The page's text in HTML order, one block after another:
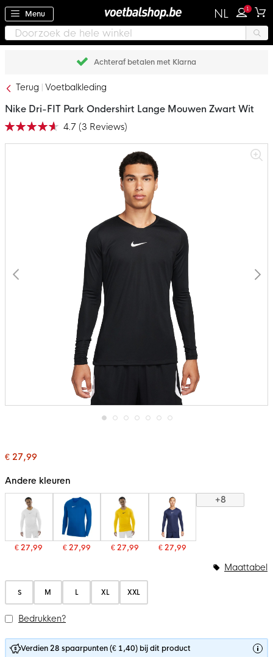
Menu NL 1
Achteraf betalen met Klarna
Terug Voetbalkleding
begin
de
gallerij
Nike Dri-FIT Park Ondershirt Lange Mouwen Zwart Wit
Waardering: 4.7 (3 Reviews)
€ 27,99
Andere kleuren
€ 27,99 € 27,99 € 27,99 € 27,99
+8
S M L XL XXL
Maattabel
Bedrukken?
Verdien 28 spaarpunten (€ 1,40) bij dit product